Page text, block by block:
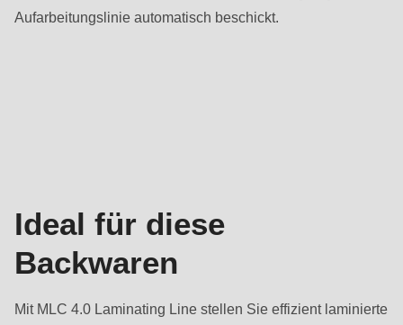
Aufarbeitungslinie automatisch beschickt.
Ideal für diese
Backwaren
Mit MLC 4.0 Laminating Line stellen Sie effizient laminierte